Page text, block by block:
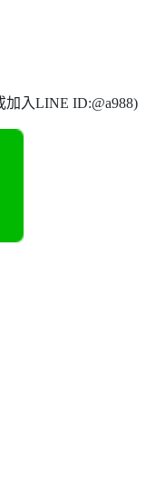
加入LINE ID:@a988)